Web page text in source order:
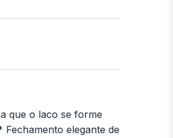
que o laco se forme
elegante de